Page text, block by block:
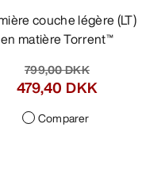
en matière Torrent™
799,00 DKK
479,40 DKK
Comparer